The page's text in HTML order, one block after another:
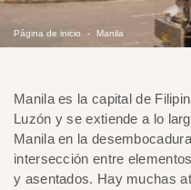
Página de inicio Manila
Manila es la capital de
Luzón y se extiende a lo
Manila en la
intersección entre
y asentados. Hay muchas